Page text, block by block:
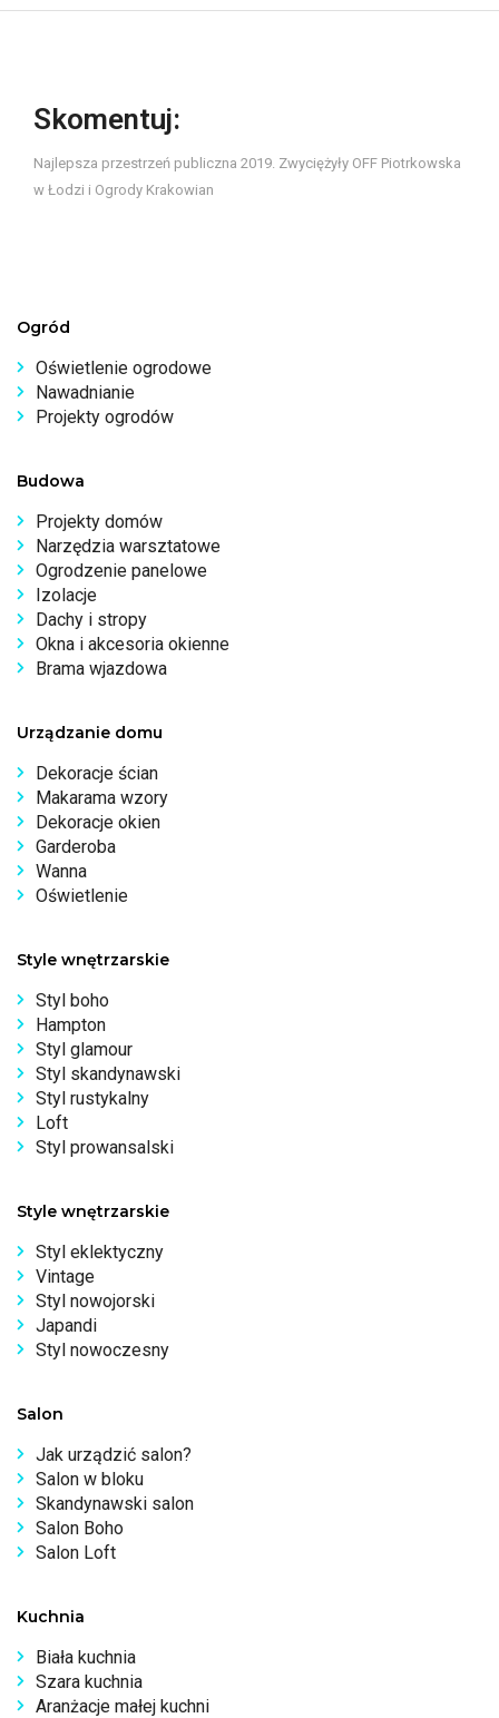
Skomentuj:
Najlepsza przestrzeń publiczna 2019. Zwyciężyły OFF Piotrkowska
w Łodzi i Ogrody Krakowian
Ogród
Oświetlenie ogrodowe
Nawadnianie
Projekty ogrodów
Budowa
Projekty domów
Narzędzia warsztatowe
Ogrodzenie panelowe
Izolacje
Dachy i stropy
Okna i akcesoria okienne
Brama wjazdowa
Urządzanie domu
Dekoracje ścian
Makarama wzory
Dekoracje okien
Garderoba
Wanna
Oświetlenie
Style wnętrzarskie
Styl boho
Hampton
Styl glamour
Styl skandynawski
Styl rustykalny
Loft
Styl prowansalski
Style wnętrzarskie
Styl eklektyczny
Vintage
Styl nowojorski
Japandi
Styl nowoczesny
Salon
Jak urządzić salon?
Salon w bloku
Skandynawski salon
Salon Boho
Salon Loft
Kuchnia
Biała kuchnia
Szara kuchnia
Aranżacje małej kuchni